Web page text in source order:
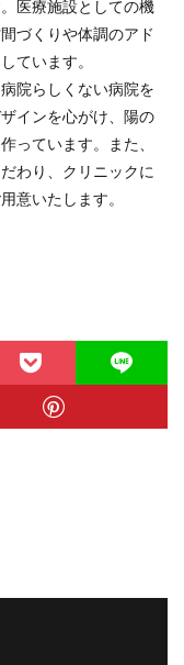
医療施設としての機
づくりや体調のアド
ています。
院らしくない病院を
インを心がけ、陽の
っています。また、
わり、クリニックに
意いたします。